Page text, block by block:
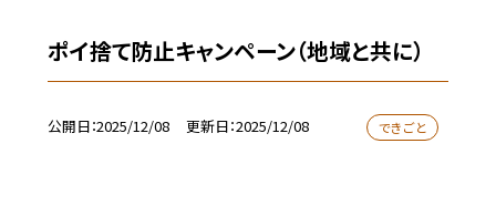
ポイ捨て防止キャンペーン（地域と共に）
公開日 2025/12/08 更新日 2025/12/08 できごと